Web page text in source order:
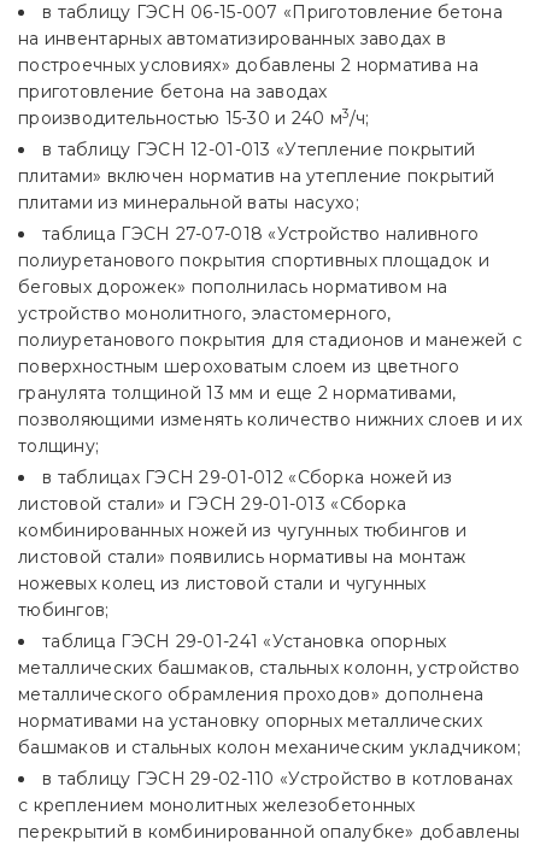
в таблицу ГЭСН 06-15-007 «Приготовление бетона
на инвентарных автоматизированных заводах в
построечных условиях» добавлены 2 норматива на
приготовление бетона на заводах
производительностью 15-30 и 240 м3/ч;
в таблицу ГЭСН 12-01-013 «Утепление покрытий
плитами» включен норматив на утепление покрытий
плитами из минеральной ваты насухо;
таблица ГЭСН 27-07-018 «Устройство наливного
полиуретанового покрытия спортивных площадок и
беговых дорожек» пополнилась нормативом на
устройство монолитного, эластомерного,
полиуретанового покрытия для стадионов и манежей с
поверхностным шероховатым слоем из цветного
гранулята толщиной 13 мм и еще 2 нормативами,
позволяющими изменять количество нижних слоев и их
толщину;
в таблицах ГЭСН 29-01-012 «Сборка ножей из
листовой стали» и ГЭСН 29-01-013 «Сборка
комбинированных ножей из чугунных тюбингов и
листовой стали» появились нормативы на монтаж
ножевых колец из листовой стали и чугунных
тюбингов;
таблица ГЭСН 29-01-241 «Установка опорных
металлических башмаков, стальных колонн, устройство
металлического обрамления проходов» дополнена
нормативами на установку опорных металлических
башмаков и стальных колон механическим укладчиком;
в таблицу ГЭСН 29-02-110 «Устройство в котлованах
с креплением монолитных железобетонных
перекрытий в комбинированной опалубке» добавлены